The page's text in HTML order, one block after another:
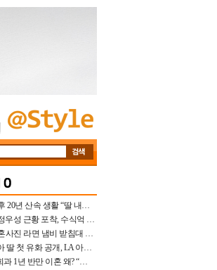
배우 최일순, 이혼 후 20년 산속 생활 “딸 내가 버렸다고 원망‥맘 아파”(특종)[어제TV]
‘혼외자→유부남’ 정우성 근황 포착, 수식억 해킹 피해 후배 만났다 “존경하는”
집 공개 유재석, 결혼사진 라면 냄비 받침대 되고 분노‥가족사진도 피해(놀뭐)[어제TV]
백윤식 손녀+정시아 딸 첫 유화 공개, LA 아트쇼→서울국제조각페스타 작가다운 수준급 실력
유혜리, 배우 이근희과 1년 반만 이혼 왜? “식칼 꽂고 의자 던져” 충격 폭로(특종)[어제TV]